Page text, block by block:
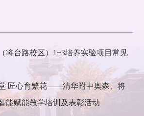
将台路校区）1+3培养实验项目常见
匠心育繁花——清华附中奥森、将
能赋能教学培训及表彰活动